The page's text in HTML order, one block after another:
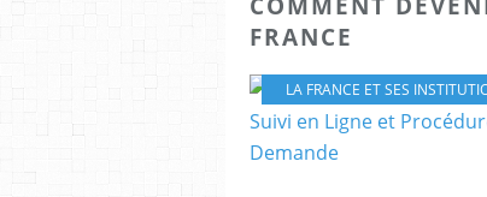
FRANCE
LA FRANCE ET SES